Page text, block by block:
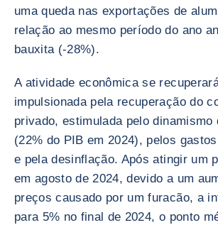
uma queda nas exportações de
relação ao mesmo período do ano
bauxita (-28%).
A atividade econômica se
impulsionada pela recuperação do
privado, estimulada pelo dinamismo
(22% do PIB em 2024), pelos
e pela desinflação. Após atingir um
em agosto de 2024, devido a um
preços causado por um furacão, a
para 5% no final de 2024, o ponto